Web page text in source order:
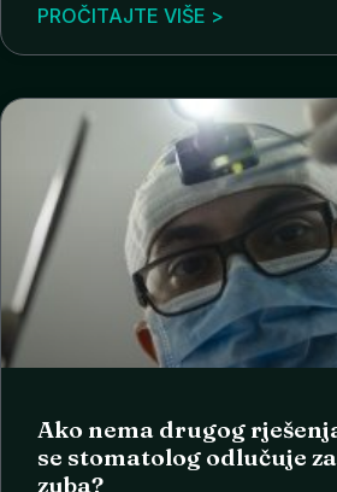
PROČITAJTE VIŠE >
Ako nema drugog
se stomatolog odlučuje
zuba?